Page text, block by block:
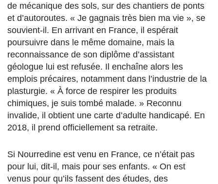
de mécanique des sols, sur des chantiers de ponts
et d’autoroutes. « Je gagnais très bien ma vie », se
souvient-il. En arrivant en France, il espérait
poursuivre dans le même domaine, mais la
reconnaissance de son diplôme d’assistant
géologue lui est refusée. Il enchaîne alors les
emplois précaires, notamment dans l’industrie de la
plasturgie. « À force de respirer les produits
chimiques, je suis tombé malade. » Reconnu
invalide, il obtient une carte d’adulte handicapé. En
2018, il prend officiellement sa retraite.
Si Nourredine est venu en France, ce n’était pas
pour lui, dit-il, mais pour ses enfants. « On est
venus pour qu’ils fassent des études, des